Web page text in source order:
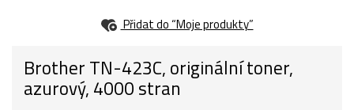
Přidat do “Moje produkty”
Brother TN-423C, originální toner,
azurový, 4000 stran